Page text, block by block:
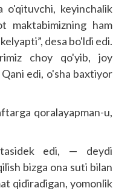
o'qituvchi, keyinchalik
maktabimizning ham
desa bo'ldi edi.
choy qo'yib, joy
edi, o'sha baxtiyor
qoralayapman-u,
edi, — deydi
bizga ona suti bilan
qidiradigan, yomonlik